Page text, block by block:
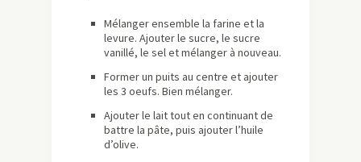
Mélanger ensemble la farine et la
levure. Ajouter le sucre, le sucre
vanillé, le sel et mélanger à nouveau.
Former un puits au centre et ajouter
les 3 oeufs. Bien mélanger.
Ajouter le lait tout en continuant de
battre la pâte, puis ajouter l’huile
d’olive.